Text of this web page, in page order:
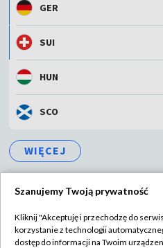
GER
SUI
HUN
SCO
WIĘCEJ
Szanujemy Twoją prywatność
Kliknij "Akceptuję i przechodzę do
korzystanie z technologii
dostęp do informacji na Twoim